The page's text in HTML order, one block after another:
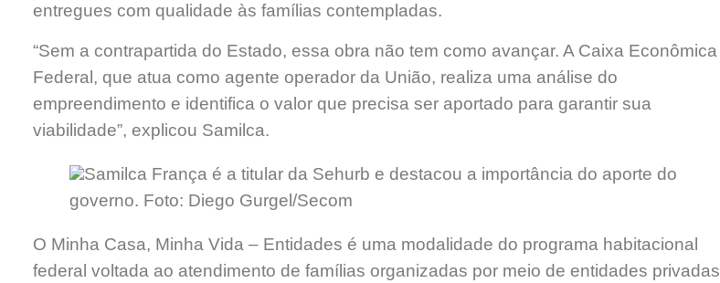
entregues com qualidade às famílias contempladas.
“Sem a contrapartida do Estado, essa obra não tem como avançar. A Caixa Econômica
Federal, que atua como agente operador da União, realiza uma análise do
empreendimento e identifica o valor que precisa ser aportado para garantir sua
viabilidade”, explicou Samilca.
Samilca França é a titular da Sehurb e destacou a importância do aporte do
governo. Foto: Diego Gurgel/Secom
O Minha Casa, Minha Vida – Entidades é uma modalidade do programa habitacional
federal voltada ao atendimento de famílias organizadas por meio de entidades privadas